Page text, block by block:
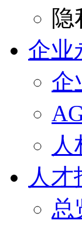
隐
企业
企
人才
总